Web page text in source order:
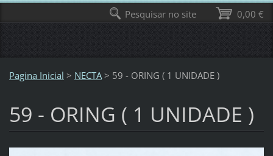
Pagina Inicial > NECTA > 59 - ORING ( 1 UNIDADE )
59 - ORING ( 1 UNIDADE )
0,00 €
Pesquisar no site